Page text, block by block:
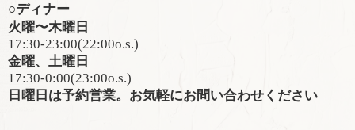
○ディナー
火曜〜木曜日
17:30-23:00(22:00o.s.)
金曜、土曜日
17:30-0:00(23:00o.s.)
日曜日は予約営業。お気軽にお問い合わせください